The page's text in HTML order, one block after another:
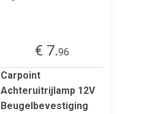
€ 7.96
Carpoint
Achteruitrijlamp 12V
Beugelbevestiging